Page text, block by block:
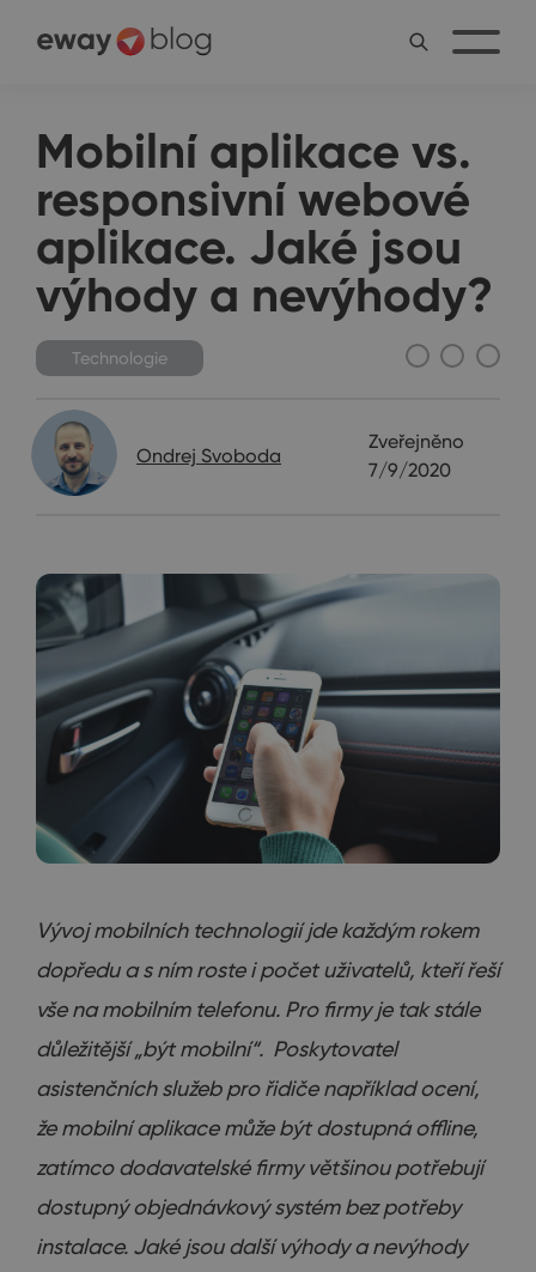
Mobilní aplikace vs.
responsivní webové
aplikace. Jaké jsou
výhody a nevýhody?
Technologie
Ondrej Svoboda
Zveřejněno
7/9/2020
Vývoj mobilních technologií jde každým rokem
dopředu a s ním roste i počet uživatelů, kteří řeší
vše na mobilním telefonu. Pro firmy je tak stále
důležitější „být mobilní“. Poskytovatel
asistenčních služeb pro řidiče například ocení,
že mobilní aplikace může být dostupná offline,
zatímco dodavatelské firmy většinou potřebují
dostupný objednávkový systém bez potřeby
instalace. Jaké jsou další výhody a nevýhody